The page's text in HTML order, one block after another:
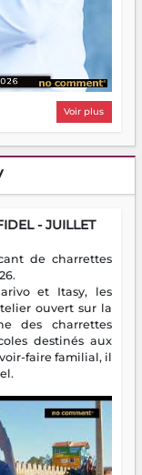
Voir plus
- JUILLET
de charrettes
et Itasy, les
ouvert sur la
des charrettes
destinés aux
faire familial, il